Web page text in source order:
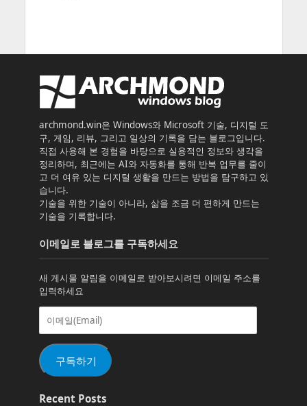
archmond.win은 Windows와 Microsoft 기술, 디지털 도
구, 게임, 리뷰, 그리고 일상의 기록을 담는 블로그입니다.
직접 사용해 본 경험을 바탕으로 실용적인 정보와 생각을
정리하며, 최근에는 AI와 자동화를 통해 반복 업무를 줄이
고 더 여유 있는 디지털 생활을 만드는 방법을 탐구하고 있
습니다.
기술을 위한 기술이 아니라, 삶을 조금 더 편하게 만드는
기술을 기록합니다.
이메일로 블로그를 구독하세요
새 게시물 알림을 이메일로 받아보시려면 이메일 주소를
입력하세요
이
일
(Email)
구독하기
Recent Posts